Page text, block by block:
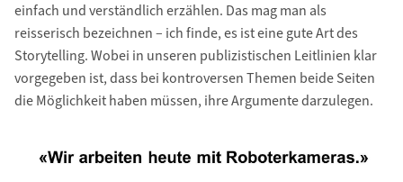
einfach und verständlich erzählen. Das mag man als
reisserisch bezeichnen – ich finde, es ist eine gute Art des
Storytelling. Wobei in unseren publizistischen Leitlinien klar
vorgegeben ist, dass bei kontroversen Themen beide Seiten
die Möglichkeit haben müssen, ihre Argumente darzulegen.